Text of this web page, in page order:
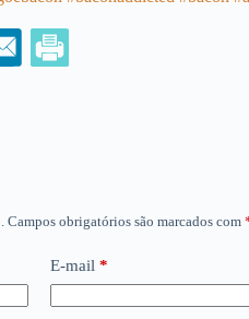
Campos obrigatórios são marcados com
E-mail *